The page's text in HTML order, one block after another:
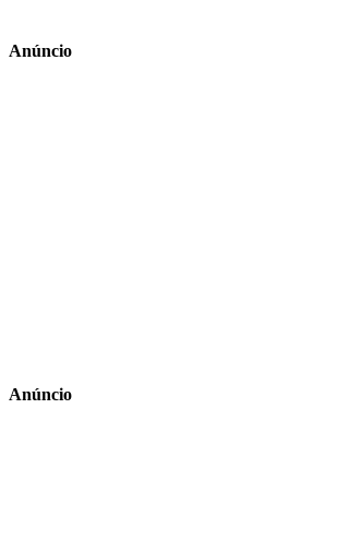
Anúncio
Anúncio